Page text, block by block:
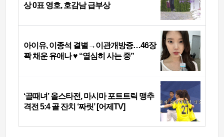
상 0표 영호, 호감남 급부상
아이유, 이종석 결별→이관개방증…46장
꽉 채운 유애나 ♥ “열심히 사는 중”
‘골때녀’ 올스타전, 마시마 포트트릭 맹추
격전 5:4 골 잔치 ‘짜릿’ [어제TV]